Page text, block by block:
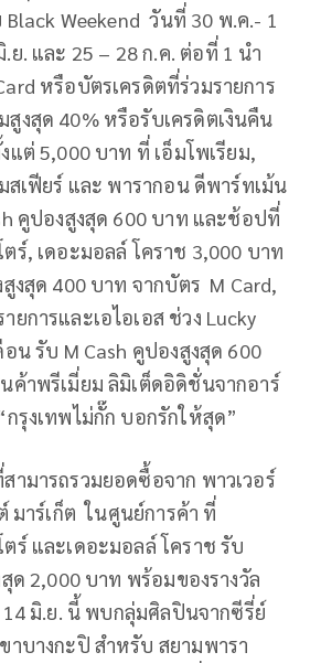
Weekend วันที่ 30 พ.ค.- 1
. และ 25 – 28 ก.ค. ต่อที่ 1 นำ
หรือบัตรเครดิตที่ร่วมรายการ
งสุด 40% หรือรับเครดิตเงินคืน
ต่ 5,000 บาท ที่ เอ็มโพเรียม,
สเฟียร์ และ พารากอน ดีพาร์ทเม้น
คูปองสูงสุด 600 บาท และช้อปที่
ร์, เดอะมอลล์ โคราช 3,000 บาท
งสุด 400 บาท จากบัตร M Card,
ยการและเอไอเอส ช่วง Lucky
อน รับ M Cash คูปองสูงสุด 600
ค้าพรีเมี่ยม ลิมิเต็ดอิดิชั่นจากอาร์
รุงเทพไม่กั๊ก บอกรักให้สุด”
ามารถรวมยอดซื้อจาก พาวเวอร์
มาร์เก็ต ในศูนย์การค้า ที่
ร์ และเดอะมอลล์ โคราช รับ
สุด 2,000 บาท พร้อมของรางวัล
14 มิ.ย. นี้ พบกลุ่มศิลปินจากซีรี่ย์
ขาบางกะปิ สำหรับ สยามพารา